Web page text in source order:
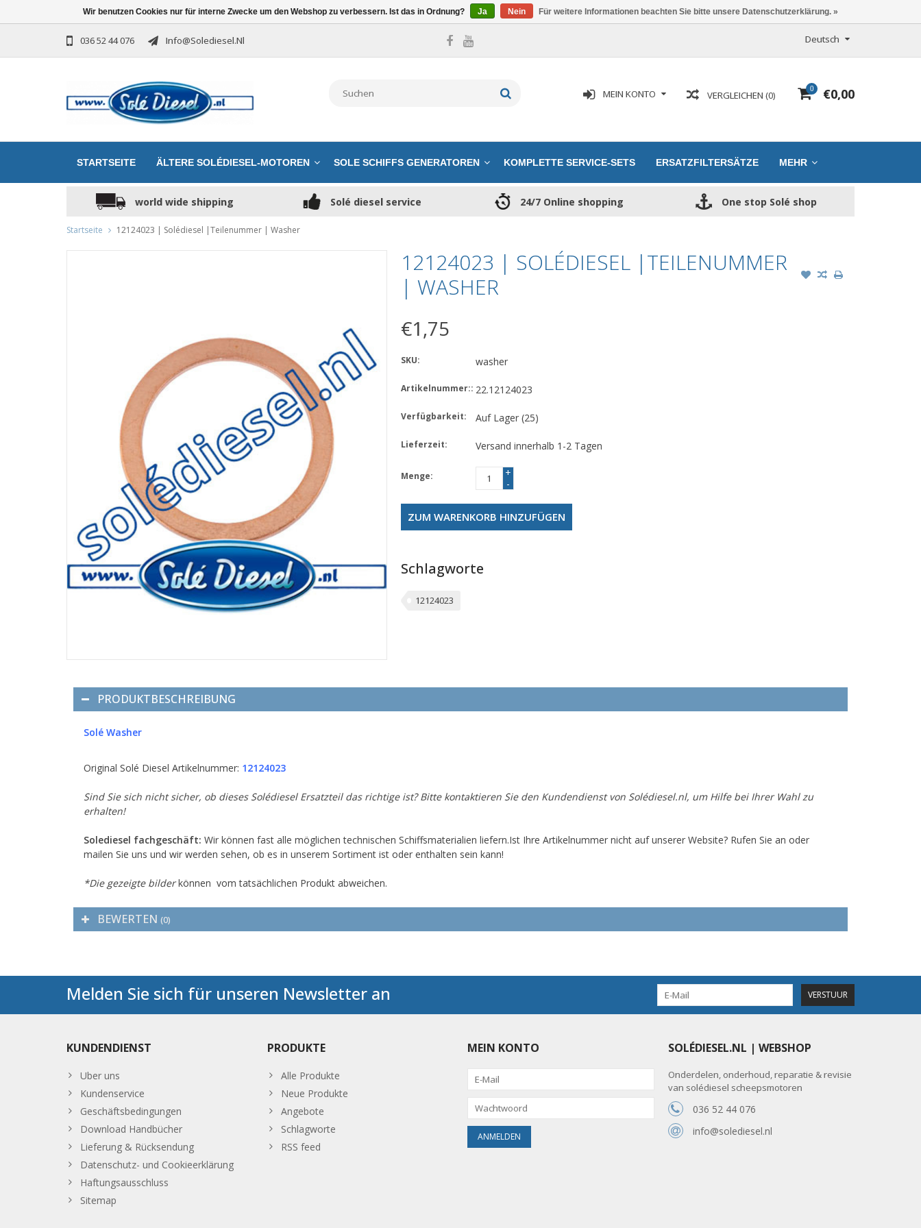
036 52 44 076 Info@solediesel.nl Deutsch
0 €0,00
VERGLEICHEN (0)
MEIN KONTO
STARTSEITE ÄLTERE SOLÉDIESEL-MOTOREN SOLE SCHIFFS GENERATOREN KOMPLETTE SERVICE-SETS ERSATZFILTERSÄTZE MEHR
world wide shipping Solé diesel service 24/7 Online shopping One stop Solé shop
Startseite 12124023 | Solédiesel |Teilenummer | Washer
12124023 | SOLÉDIESEL |TEILENUMMER
| WASHER
€1,75
SKU: washer
Artikelnummer:: 22.12124023
Verfügbarkeit: Auf Lager(25)
Lieferzeit: Versand innerhalb 1-2 Tagen
Menge:
+
-
ZUM WARENKORB HINZUFÜGEN
Schlagworte
12124023
PRODUKTBESCHREIBUNG
Solé Washer
Original Solé Diesel Artikelnummer: 12124023
Sind Sie sich nicht sicher, ob dieses Solédiesel Ersatzteil das richtige ist? Bitte kontaktieren Sie den Kundendienst von Solédiesel.nl, um Hilfe bei Ihrer Wahl zu
erhalten!
Solediesel fachgeschäft: Wir können fast alle möglichen technischen Schiffsmaterialien liefern.Ist Ihre Artikelnummer nicht auf unserer Website? Rufen Sie an oder
mailen Sie uns und wir werden sehen, ob es in unserem Sortiment ist oder enthalten sein kann!
*Die gezeigte bilderkönnen vom tatsächlichen Produkt abweichen.
BEWERTEN (0)
Melden Sie sich für unseren Newsletter an VERSTUUR
KUNDENDIENST
Uber uns
Kundenservice
Geschäftsbedingungen
Download Handbücher
Lieferung & Rücksendung
Datenschutz- und Cookieerklärung
Haftungsausschluss
Sitemap
PRODUKTE
Alle Produkte
Neue Produkte
Angebote
Schlagworte
RSS feed
MEIN KONTO SOLÉDIESEL.NL | WEBSHOP
Onderdelen, onderhoud, reparatie & revisie
van solédiesel scheepsmotoren
036 52 44 076
info@solediesel.nl
Wir benutzen Cookies nur für interne Zwecke um den Webshop zu verbessern. Ist das in Ordnung? Ja Nein Für weitere Informationen beachten Sie bitte unsere Datenschutzerklärung. »